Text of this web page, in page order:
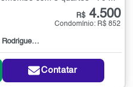
de Car
R$ 4.500
Condomínio: R$ 852
Contatar